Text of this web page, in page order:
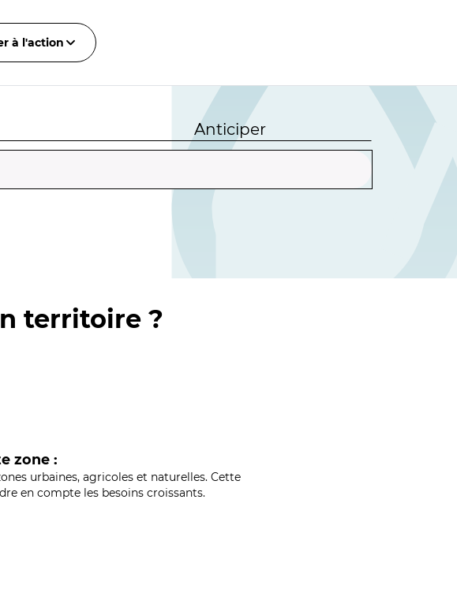
à l'action
Anticiper
territoire ?
zone :
urbaines, agricoles et naturelles. Cette
en compte les besoins croissants.